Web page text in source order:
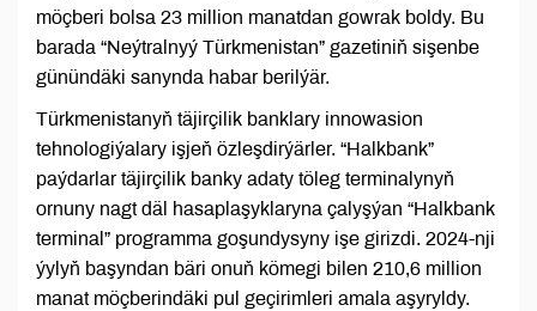
möçberi bolsa 23 million manatdan gowrak boldy. Bu
barada “Neýtralnyý Türkmenistan” gazetiniň sişenbe
günündäki sanynda habar berilýär.
Türkmenistanyň täjirçilik banklary innowasion
tehnologiýalary işjeň özleşdirýärler. “Halkbank”
paýdarlar täjirçilik banky adaty töleg terminalynyň
ornuny nagt däl hasaplaşyklaryna çalyşýan “Halkbank
terminal” programma goşundysyny işe girizdi. 2024-nji
ýylyň başyndan bäri onuň kömegi bilen 210,6 million
manat möçberindäki pul geçirimleri amala aşyryldy.